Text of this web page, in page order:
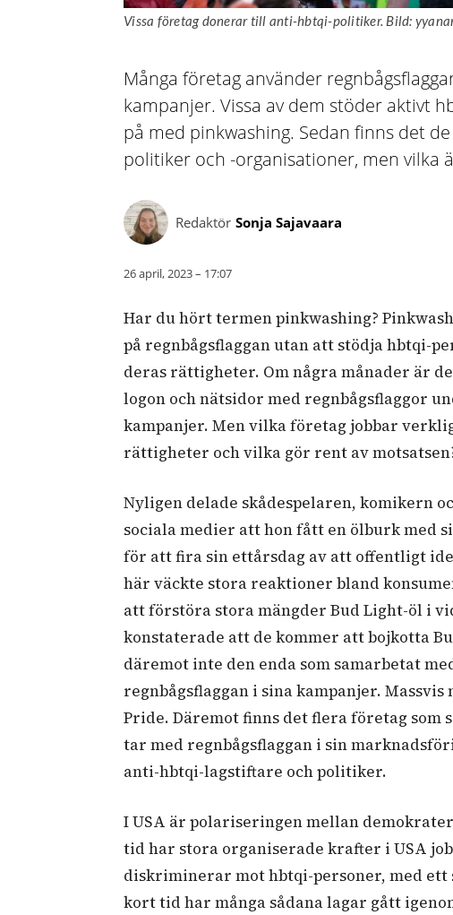
Vissa företag donerar till anti-hbtqi-politiker. Bild:
Många företag använder
kampanjer. Vissa av dem stöder aktivt
på med pinkwashing. Sedan finns det
politiker och -organisationer, men vilka
Redaktör Sonja Sajavaara
26 april, 2023 – 17:07
Har du hört termen pinkwashing?
på regnbågsflaggan utan att stödja hbtqi-
deras rättigheter. Om några månader är
logon och nätsidor med regnbågsflaggor
kampanjer. Men vilka företag jobbar
rättigheter och vilka gör rent av
Nyligen delade skådespelaren, komikern
sociala medier att hon fått en ölburk med
för att fira sin ettårsdag av att offentligt
här väckte stora reaktioner bland
att förstöra stora mängder Bud Light-öl i
konstaterade att de kommer att bojkotta
däremot inte den enda som samarbetat
regnbågsflaggan i sina kampanjer.
Pride. Däremot finns det flera företag som
tar med regnbågsflaggan i sin
anti-hbtqi-lagstiftare och politiker.
I USA är polariseringen mellan
tid har stora organiserade krafter i USA
diskriminerar mot hbtqi-personer, med ett
kort tid har många sådana lagar gått